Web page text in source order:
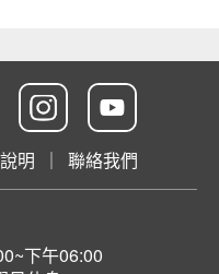
明 ｜ 聯絡我們
下午06:00